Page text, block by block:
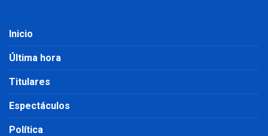
Inicio
Última hora
Titulares
Espectáculos
Política